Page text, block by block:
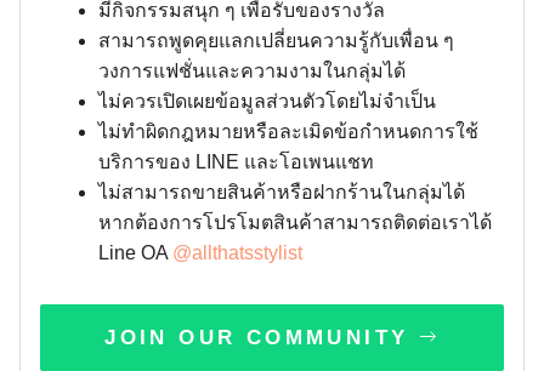
มีกิจกรรมสนุก ๆ เพื่อรับของรางวัล
สามารถพูดคุยแลกเปลี่ยนความรู้กับเพื่อน ๆ
วงการแฟชั่นและความงามในกลุ่มได้
ไม่ควรเปิดเผยข้อมูลส่วนตัวโดยไม่จำเป็น
ไม่ทำผิดกฎหมายหรือละเมิดข้อกำหนดการใช้
บริการของ LINE และโอเพนแชท
ไม่สามารถขายสินค้าหรือฝากร้านในกลุ่มได้
หากต้องการโปรโมตสินค้าสามารถติดต่อเราได้
Line OA @allthatsstylist
JOIN OUR COMMUNITY